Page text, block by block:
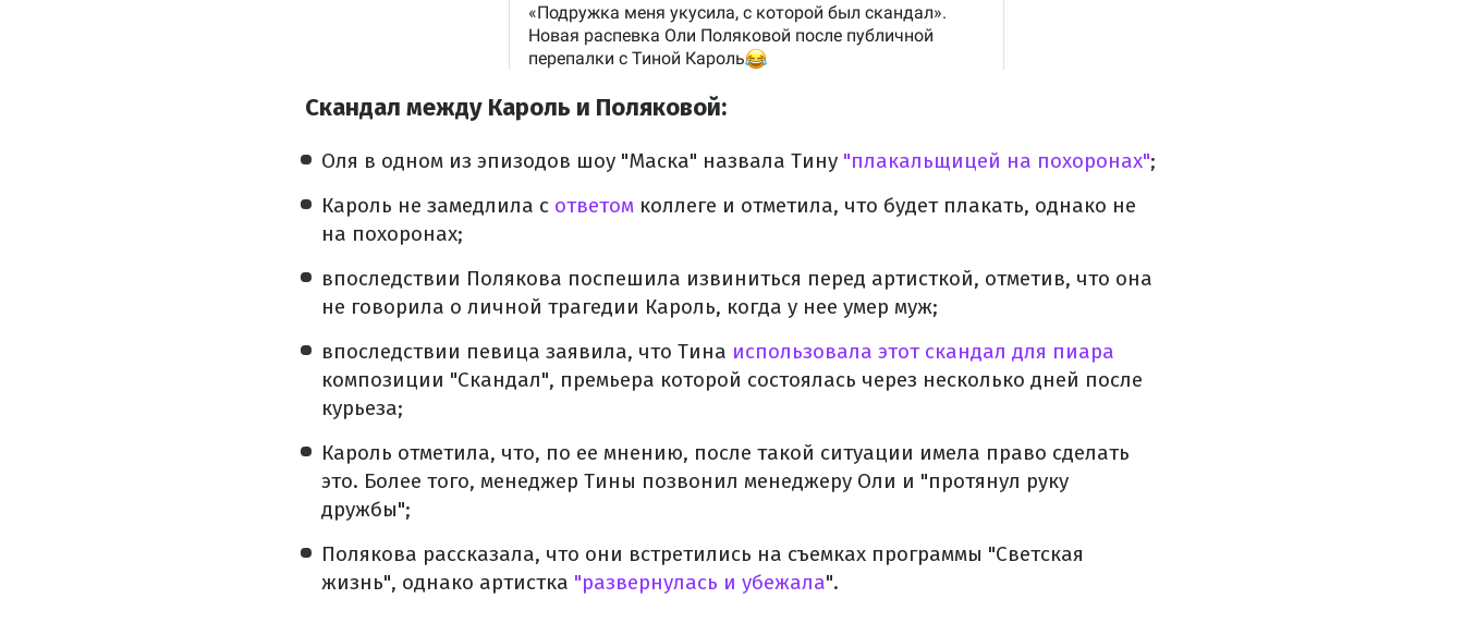
Скандал между Кароль и Поляковой:
Оля в одном из эпизодов шоу "Маска" назвала Тину "плакальщицей на похоронах";
Кароль не замедлила с ответом коллеге и отметила, что будет плакать, однако не
на похоронах;
впоследствии Полякова поспешила извиниться перед артисткой, отметив, что она
не говорила о личной трагедии Кароль, когда у нее умер муж;
впоследствии певица заявила, что Тина использовала этот скандал для пиара
композиции "Скандал", премьера которой состоялась через несколько дней после
курьеза;
Кароль отметила, что, по ее мнению, после такой ситуации имела право сделать
это. Более того, менеджер Тины позвонил менеджеру Оли и "протянул руку
дружбы";
Полякова рассказала, что они встретились на съемках программы "Светская
жизнь", однако артистка "развернулась и убежала".